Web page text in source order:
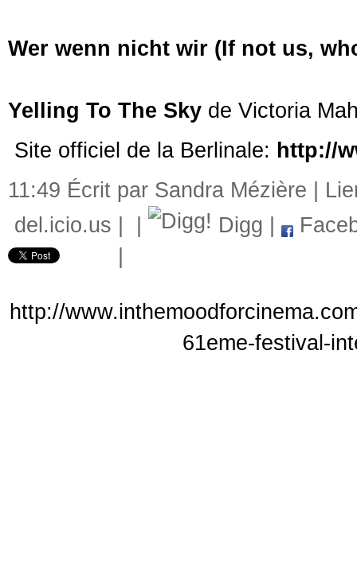
Wer wenn nicht wir (If not us,
Yelling To The Sky de Victoria
Site officiel de la Berlinale: http://
11:49 Écrit par Sandra Mézière |
del.icio.us
Digg
http://
61eme-festival-